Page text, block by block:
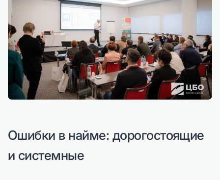
Ошибки в найме: дорогостоящие
и системные